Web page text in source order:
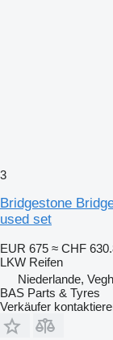
3
Bridgestone
used set
EUR 675 ≈ CHF
LKW Reifen
Niederlande,
BAS Parts & Tyres
Verkäufer